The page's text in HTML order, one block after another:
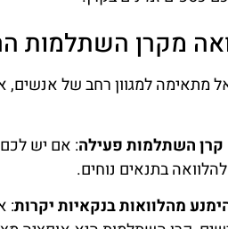
מקרן השתלמות
מתאימה למגוון רחב של אנשים,
השתלמות פעילה: אם יש לכם
בתנאים נוחים.
מהלוואות בנקאיות יקרות: